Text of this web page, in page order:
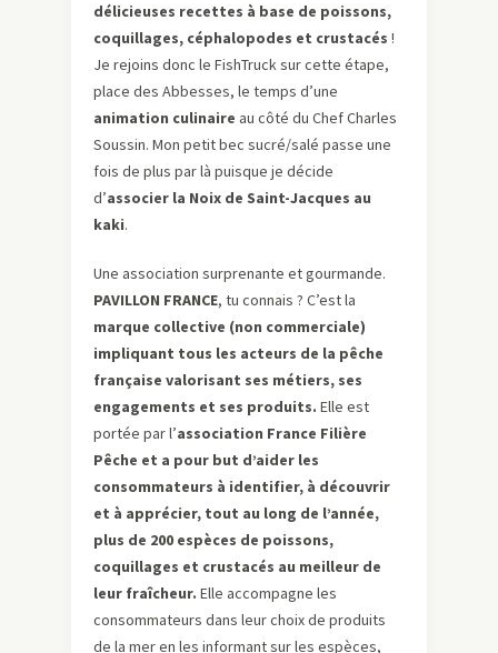
délicieuses recettes à base de poissons,
coquillages, céphalopodes et crustacés !
Je rejoins donc le FishTruck sur cette étape,
place des Abbesses, le temps d’une
animation culinaire au côté du Chef Charles
Soussin. Mon petit bec sucré/salé passe une
fois de plus par là puisque je décide
d’associer la Noix de Saint-Jacques au
kaki.
Une association surprenante et gourmande.
PAVILLON FRANCE, tu connais ? C’est la
marque collective (non commerciale)
impliquant tous les acteurs de la pêche
française valorisant ses métiers, ses
engagements et ses produits. Elle est
portée par l’association France Filière
Pêche et a pour but d’aider les
consommateurs à identifier, à découvrir
et à apprécier, tout au long de l’année,
plus de 200 espèces de poissons,
coquillages et crustacés au meilleur de
leur fraîcheur. Elle accompagne les
consommateurs dans leur choix de produits
de la mer en les informant sur les espèces,